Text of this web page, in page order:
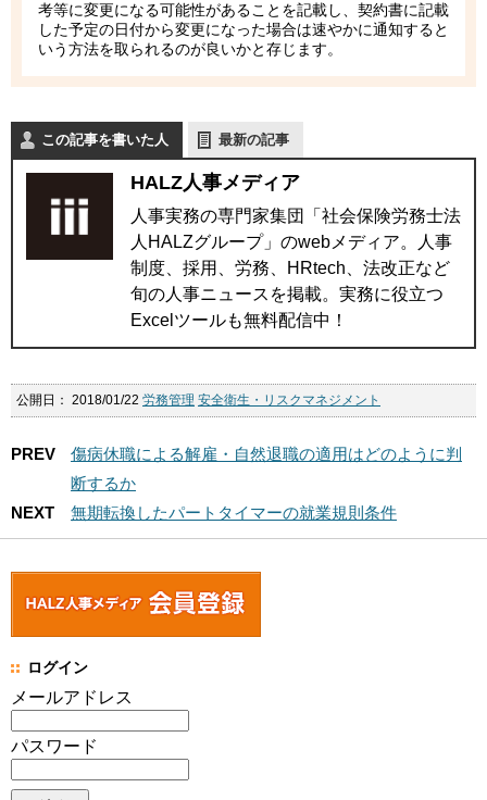
考等に変更になる可能性があることを記載し、契約書に記載
した予定の日付から変更になった場合は速やかに通知すると
いう方法を取られるのが良いかと存じます。
この記事を書いた人 最新の記事
HALZ人事メディア
人事実務の専門家集団「社会保険労務士法
人HALZグループ」のwebメディア。人事
制度、採用、労務、HRtech、法改正など
旬の人事ニュースを掲載。実務に役立つ
Excelツールも無料配信中！
公開日： 2018/01/22 労務管理 安全衛生・リスクマネジメント
PREV
傷病休職による解雇・自然退職の適用はどのように判
断するか
NEXT
無期転換したパートタイマーの就業規則条件
ログイン
メールアドレス
パスワード